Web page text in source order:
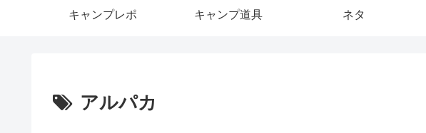
キャンプレポ キャンプ道具 ネタ
アルパカ